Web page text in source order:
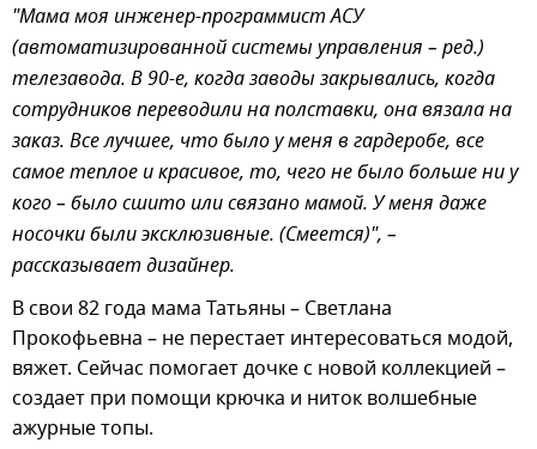
"Мама моя инженер-программист АСУ
(автоматизированной системы управления – ред.)
телезавода. В 90-е, когда заводы закрывались, когда
сотрудников переводили на полставки, она вязала на
заказ. Все лучшее, что было у меня в гардеробе, все
самое теплое и красивое, то, чего не было больше ни у
кого – было сшито или связано мамой. У меня даже
носочки были эксклюзивные. (Смеется)", –
рассказывает дизайнер.
В свои 82 года мама Татьяны – Светлана
Прокофьевна – не перестает интересоваться модой,
вяжет. Сейчас помогает дочке с новой коллекцией –
создает при помощи крючка и ниток волшебные
ажурные топы.